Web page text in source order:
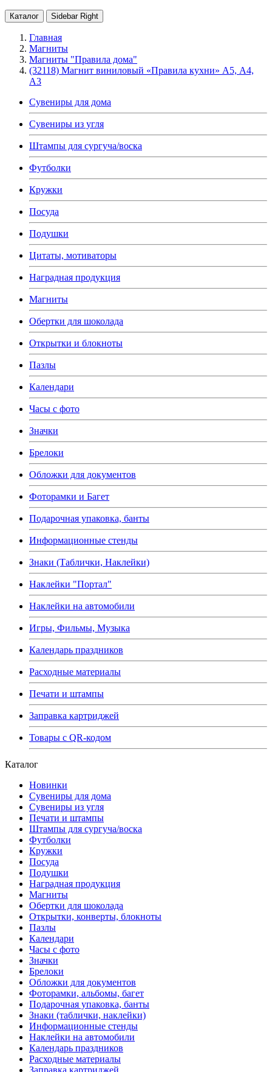
Каталог Sidebar Right
Главная
Магниты
Магниты "Правила дома"
(32118) Магнит виниловый «Правила кухни» А5, А4,
А3
Сувениры для дома
Сувениры из угля
Штампы для сургуча/воска
Футболки
Кружки
Посуда
Подушки
Цитаты, мотиваторы
Наградная продукция
Магниты
Обертки для шоколада
Открытки и блокноты
Пазлы
Календари
Часы с фото
Значки
Брелоки
Обложки для документов
Фоторамки и Багет
Подарочная упаковка, банты
Информационные стенды
Знаки (Таблички, Наклейки)
Наклейки "Портал"
Наклейки на автомобили
Игры, Фильмы, Музыка
Календарь праздников
Расходные материалы
Печати и штампы
Заправка картриджей
Товары с QR-кодом
Каталог
Новинки
Сувениры для дома
Сувениры из угля
Печати и штампы
Штампы для сургуча/воска
Футболки
Кружки
Посуда
Подушки
Наградная продукция
Магниты
Обертки для шоколада
Открытки, конверты, блокноты
Пазлы
Календари
Часы с фото
Значки
Брелоки
Обложки для документов
Фоторамки, альбомы, багет
Подарочная упаковка, банты
Знаки (таблички, наклейки)
Информационные стенды
Наклейки на автомобили
Календарь праздников
Расходные материалы
Заправка картриджей